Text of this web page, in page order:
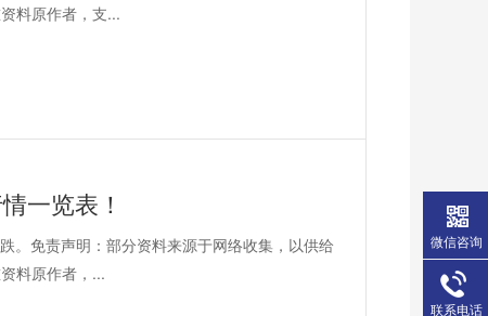
料原作者，支...
一览表！
。免责声明：部分资料来源于网络收集，以供给
料原作者，...
微信咨询
联系电话